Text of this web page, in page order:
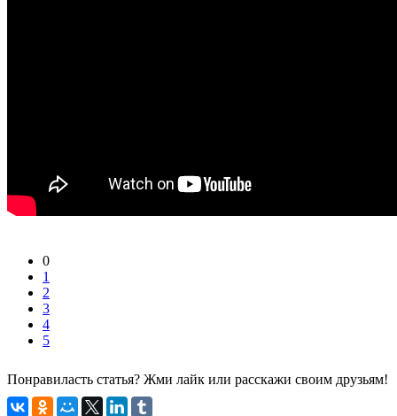
0
1
2
3
4
5
Понравиласть статья? Жми лайк или расскажи своим друзьям!